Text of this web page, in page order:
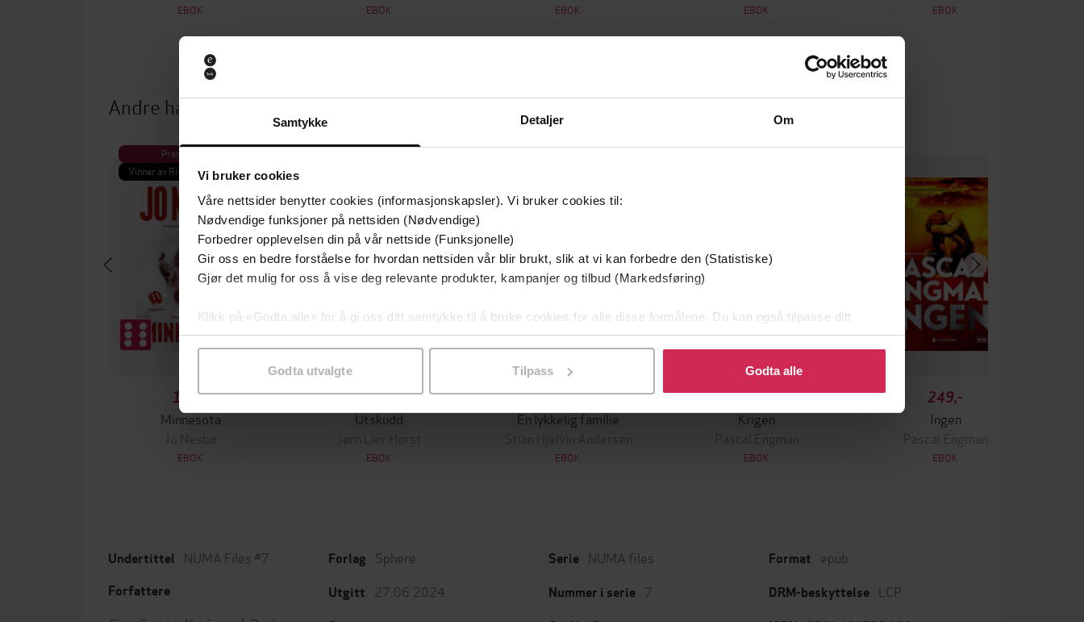
Samtykke Detaljer Om
Vi bruker cookies
Våre nettsider benytter cookies (informasjonskapsler). Vi bruker cookies til:
Nødvendige funksjoner på nettsiden (Nødvendige)
Forbedrer opplevelsen din på vår nettside (Funksjonelle)
Gir oss en bedre forståelse for hvordan nettsiden vår blir brukt, slik at vi kan forbedre den (Statistiske)
Gjør det mulig for oss å vise deg relevante produkter, kampanjer og tilbud (Markedsføring)
Klikk på «Godta alle» for å gi oss ditt samtykke til å bruke cookies for alle disse formålene. Du kan også tilpasse ditt
samtykke til spesifikke formål ved å klikke på «Tilpass». Du kan når som helst trekke tilbake eller endre ditt samtykke.
Godta utvalgte Tilpass Godta alle
EBOK EBOK EBOK EBOK EBOK
Andre har også kjøpt
Premium
Vinner av Rivertonprisen
199,-
Minnesota
Jo Nesbø
EBOK
349,-
Utskudd
EBOK
149,-
En lykkelig familie
Stian Hjelvin Andersen
EBOK
349,-
Krigen
Pascal Engman
EBOK
249,-
Ingen
Pascal Engman
EBOK
Undertittel NUMA Files #7
Forfattere
Forlag Sphere
Utgitt 27.06.2024
Serie NUMA files
Nummer i serie 7
Format epub
DRM-beskyttelse LCP